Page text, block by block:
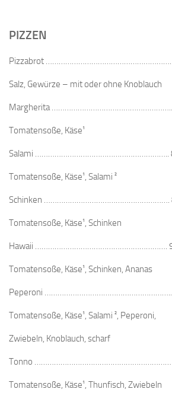
PIZZEN
Pizzabrot ………………………………………………….
Salz, Gewürze – mit oder ohne Knoblauch
Margherita
Tomatensoße, Käse¹
Salami ……………………………………………………..
Tomatensoße, Käse¹, Salami ²
Schinken ………………………………………………….
Tomatensoße, Käse¹, Schinken
Hawaii …………………………………………………….
Tomatensoße, Käse¹, Schinken, Ananas
Peperoni …………………………………………………..
Tomatensoße, Käse¹, Salami ², Peperoni,
Zwiebeln, Knoblauch, scharf
Tonno ………………………………………………………
Tomatensoße, Käse¹, Thunfisch, Zwiebeln